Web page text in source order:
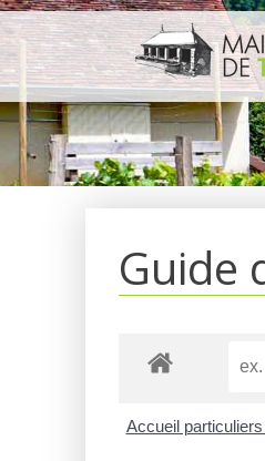
Aller
au
contenu
Guide
Accueil particuliers